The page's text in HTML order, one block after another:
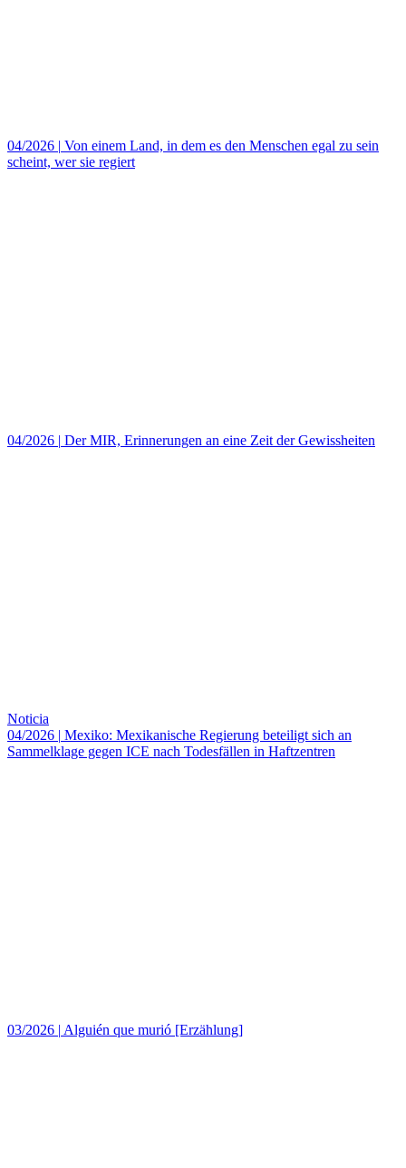
04/2026 | Von einem Land, in dem es den Menschen egal zu sein
scheint, wer sie regiert
04/2026 | Der MIR, Erinnerungen an eine Zeit der Gewissheiten
Noticia
04/2026 | Mexiko: Mexikanische Regierung beteiligt sich an
Sammelklage gegen ICE nach Todesfällen in Haftzentren
03/2026 | Alguién que murió [Erzählung]